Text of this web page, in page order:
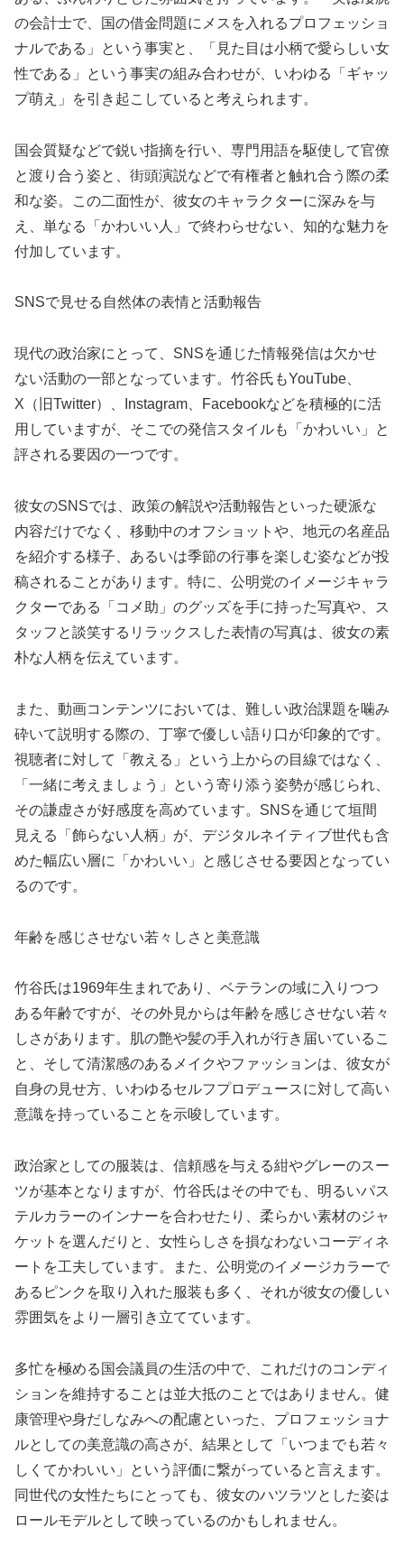
の会計士で、国の借金問題にメスを入れるプロフェッショ
ナルである」という事実と、「見た目は小柄で愛らしい女
性である」という事実の組み合わせが、いわゆる「ギャッ
プ萌え」を引き起こしていると考えられます。
国会質疑などで鋭い指摘を行い、専門用語を駆使して官僚
と渡り合う姿と、街頭演説などで有権者と触れ合う際の柔
和な姿。この二面性が、彼女のキャラクターに深みを与
え、単なる「かわいい人」で終わらせない、知的な魅力を
付加しています。
SNSで見せる自然体の表情と活動報告
現代の政治家にとって、SNSを通じた情報発信は欠かせ
ない活動の一部となっています。竹谷氏もYouTube、
X（旧Twitter）、Instagram、Facebookなどを積極的に活
用していますが、そこでの発信スタイルも「かわいい」と
評される要因の一つです。
彼女のSNSでは、政策の解説や活動報告といった硬派な
内容だけでなく、移動中のオフショットや、地元の名産品
を紹介する様子、あるいは季節の行事を楽しむ姿などが投
稿されることがあります。特に、公明党のイメージキャラ
クターである「コメ助」のグッズを手に持った写真や、ス
タッフと談笑するリラックスした表情の写真は、彼女の素
朴な人柄を伝えています。
また、動画コンテンツにおいては、難しい政治課題を噛み
砕いて説明する際の、丁寧で優しい語り口が印象的です。
視聴者に対して「教える」という上からの目線ではなく、
「一緒に考えましょう」という寄り添う姿勢が感じられ、
その謙虚さが好感度を高めています。SNSを通じて垣間
見える「飾らない人柄」が、デジタルネイティブ世代も含
めた幅広い層に「かわいい」と感じさせる要因となってい
るのです。
年齢を感じさせない若々しさと美意識
竹谷氏は1969年生まれであり、ベテランの域に入りつつ
ある年齢ですが、その外見からは年齢を感じさせない若々
しさがあります。肌の艶や髪の手入れが行き届いているこ
と、そして清潔感のあるメイクやファッションは、彼女が
自身の見せ方、いわゆるセルフプロデュースに対して高い
意識を持っていることを示唆しています。
政治家としての服装は、信頼感を与える紺やグレーのスー
ツが基本となりますが、竹谷氏はその中でも、明るいパス
テルカラーのインナーを合わせたり、柔らかい素材のジャ
ケットを選んだりと、女性らしさを損なわないコーディネ
ートを工夫しています。また、公明党のイメージカラーで
あるピンクを取り入れた服装も多く、それが彼女の優しい
雰囲気をより一層引き立てています。
多忙を極める国会議員の生活の中で、これだけのコンディ
ションを維持することは並大抵のことではありません。健
康管理や身だしなみへの配慮といった、プロフェッショナ
ルとしての美意識の高さが、結果として「いつまでも若々
しくてかわいい」という評価に繋がっていると言えます。
同世代の女性たちにとっても、彼女のハツラツとした姿は
ロールモデルとして映っているのかもしれません。